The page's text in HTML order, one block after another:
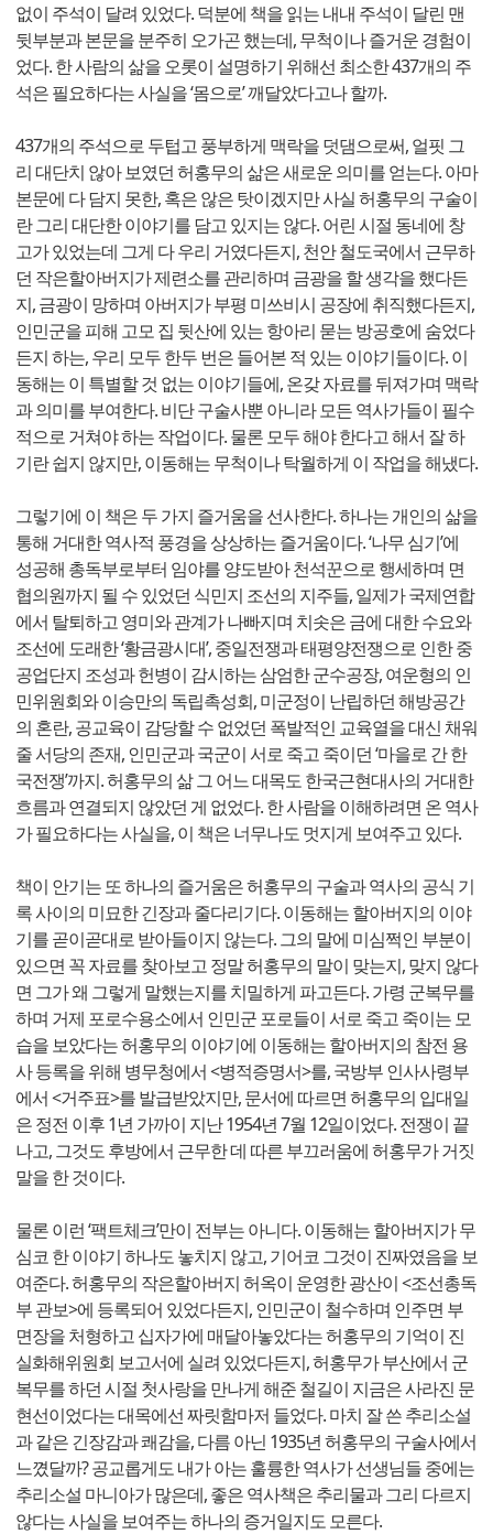
없이 주석이 달려 있었다. 덕분에 책을 읽는 내내 주석이 달린 맨
뒷부분과 본문을 분주히 오가곤 했는데, 무척이나 즐거운 경험이
었다. 한 사람의 삶을 오롯이 설명하기 위해선 최소한 437개의 주
석은 필요하다는 사실을 ‘몸으로’ 깨달았다고나 할까.
437개의 주석으로 두텁고 풍부하게 맥락을 덧댐으로써, 얼핏 그
리 대단치 않아 보였던 허홍무의 삶은 새로운 의미를 얻는다. 아마
본문에 다 담지 못한, 혹은 않은 탓이겠지만 사실 허홍무의 구술이
란 그리 대단한 이야기를 담고 있지는 않다. 어린 시절 동네에 창
고가 있었는데 그게 다 우리 거였다든지, 천안 철도국에서 근무하
던 작은할아버지가 제련소를 관리하며 금광을 할 생각을 했다든
지, 금광이 망하며 아버지가 부평 미쓰비시 공장에 취직했다든지,
인민군을 피해 고모 집 뒷산에 있는 항아리 묻는 방공호에 숨었다
든지 하는, 우리 모두 한두 번은 들어본 적 있는 이야기들이다. 이
동해는 이 특별할 것 없는 이야기들에, 온갖 자료를 뒤져가며 맥락
과 의미를 부여한다. 비단 구술사뿐 아니라 모든 역사가들이 필수
적으로 거쳐야 하는 작업이다. 물론 모두 해야 한다고 해서 잘 하
기란 쉽지 않지만, 이동해는 무척이나 탁월하게 이 작업을 해냈다.
그렇기에 이 책은 두 가지 즐거움을 선사한다. 하나는 개인의 삶을
통해 거대한 역사적 풍경을 상상하는 즐거움이다. ‘나무 심기’에
성공해 총독부로부터 임야를 양도받아 천석꾼으로 행세하며 면
협의원까지 될 수 있었던 식민지 조선의 지주들, 일제가 국제연합
에서 탈퇴하고 영미와 관계가 나빠지며 치솟은 금에 대한 수요와
조선에 도래한 ‘황금광시대’, 중일전쟁과 태평양전쟁으로 인한 중
공업단지 조성과 헌병이 감시하는 삼엄한 군수공장, 여운형의 인
민위원회와 이승만의 독립촉성회, 미군정이 난립하던 해방공간
의 혼란, 공교육이 감당할 수 없었던 폭발적인 교육열을 대신 채워
줄 서당의 존재, 인민군과 국군이 서로 죽고 죽이던 ‘마을로 간 한
국전쟁’까지. 허홍무의 삶 그 어느 대목도 한국근현대사의 거대한
흐름과 연결되지 않았던 게 없었다. 한 사람을 이해하려면 온 역사
가 필요하다는 사실을, 이 책은 너무나도 멋지게 보여주고 있다.
책이 안기는 또 하나의 즐거움은 허홍무의 구술과 역사의 공식 기
록 사이의 미묘한 긴장과 줄다리기다. 이동해는 할아버지의 이야
기를 곧이곧대로 받아들이지 않는다. 그의 말에 미심쩍인 부분이
있으면 꼭 자료를 찾아보고 정말 허홍무의 말이 맞는지, 맞지 않다
면 그가 왜 그렇게 말했는지를 치밀하게 파고든다. 가령 군복무를
하며 거제 포로수용소에서 인민군 포로들이 서로 죽고 죽이는 모
습을 보았다는 허홍무의 이야기에 이동해는 할아버지의 참전 용
사 등록을 위해 병무청에서 <병적증명서>를, 국방부 인사사령부
에서 <거주표>를 발급받았지만, 문서에 따르면 허홍무의 입대일
은 정전 이후 1년 가까이 지난 1954년 7월 12일이었다. 전쟁이 끝
나고, 그것도 후방에서 근무한 데 따른 부끄러움에 허홍무가 거짓
말을 한 것이다.
물론 이런 ‘팩트체크’만이 전부는 아니다. 이동해는 할아버지가 무
심코 한 이야기 하나도 놓치지 않고, 기어코 그것이 진짜였음을 보
여준다. 허홍무의 작은할아버지 허옥이 운영한 광산이 <조선총독
부 관보>에 등록되어 있었다든지, 인민군이 철수하며 인주면 부
면장을 처형하고 십자가에 매달아놓았다는 허홍무의 기억이 진
실화해위원회 보고서에 실려 있었다든지, 허홍무가 부산에서 군
복무를 하던 시절 첫사랑을 만나게 해준 철길이 지금은 사라진 문
현선이었다는 대목에선 짜릿함마저 들었다. 마치 잘 쓴 추리소설
과 같은 긴장감과 쾌감을, 다름 아닌 1935년 허홍무의 구술사에서
느꼈달까? 공교롭게도 내가 아는 훌륭한 역사가 선생님들 중에는
추리소설 마니아가 많은데, 좋은 역사책은 추리물과 그리 다르지
않다는 사실을 보여주는 하나의 증거일지도 모른다.